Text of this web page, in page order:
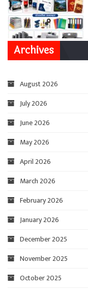
Archives
August 2026
July 2026
June 2026
May 2026
April 2026
March 2026
February 2026
January 2026
December 2025
November 2025
October 2025